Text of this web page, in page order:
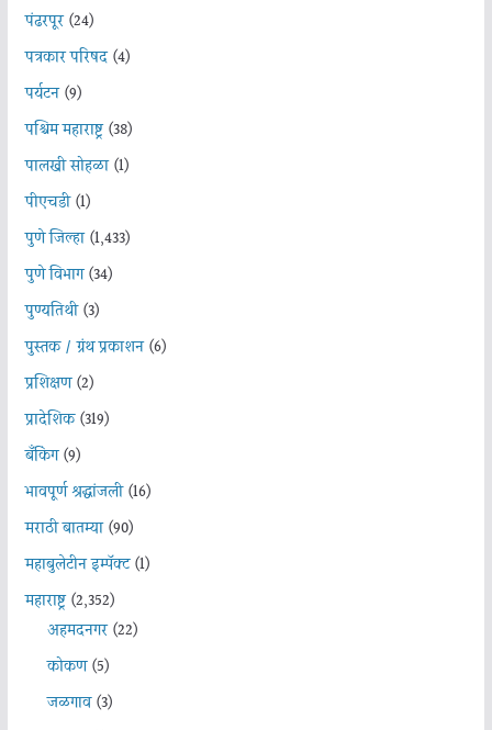
पंढरपूर(24)
पत्रकार परिषद(4)
पर्यटन(9)
पश्चिम महाराष्ट्र(38)
पालखी सोहळा(1)
पीएचडी(1)
पुणे जिल्हा(1,433)
पुणे विभाग(34)
पुण्यतिथी(3)
पुस्तक / ग्रंथ प्रकाशन(6)
प्रशिक्षण(2)
प्रादेशिक(319)
बँकिंग(9)
भावपूर्ण श्रद्धांजली(16)
मराठी बातम्या(90)
महाबुलेटीन इम्पॅक्ट(1)
महाराष्ट्र(2,352)
अहमदनगर(22)
कोकण(5)
जळगाव(3)